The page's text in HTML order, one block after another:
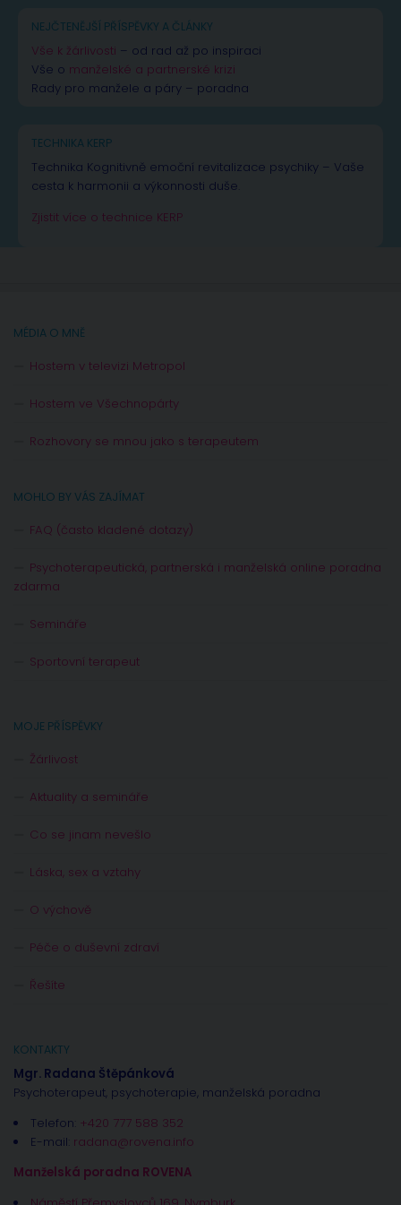
NEJČTENĚJŠÍ PŘÍSPĚVKY A ČLÁNKY
Vše k žárlivosti – od rad až po inspiraci
Vše o manželské a partnerské krizi
Rady pro manžele a páry – poradna
TECHNIKA KERP
Technika Kognitivně emoční revitalizace psychiky – Vaše
cesta k harmonii a výkonnosti duše.
Zjistit více o technice KERP
MÉDIA O MNĚ
Hostem v televizi Metropol
Hostem ve Všechnopárty
Rozhovory se mnou jako s terapeutem
MOHLO BY VÁS ZAJÍMAT
FAQ (často kladené dotazy)
Psychoterapeutická, partnerská i manželská online poradna
zdarma
Semináře
Sportovní terapeut
MOJE PŘÍSPĚVKY
Žárlivost
Aktuality a semináře
Co se jinam nevešlo
Láska, sex a vztahy
O výchově
Péče o duševní zdraví
Řešíte
KONTAKTY
Mgr. Radana Štěpánková
Psychoterapeut, psychoterapie, manželská poradna
Telefon: +420 777 588 352
E-mail: radana@rovena.info
Manželská poradna ROVENA